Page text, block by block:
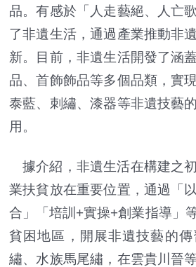
品。有感於「人走藝絕、人亡
了非遺生活，通過產業推動非
新。目前，非遺生活開發了涵
品、首飾飾品等多個品類，實
泰藍、刺繡、漆器等非遺技藝
用。
據介紹，非遺生活在構建之
業扶貧放在重要位置，通過「
合」「培訓+實操+創業指導」
貧困地區，開展非遺技藝的
繡、水族馬尾繡，在雲貴川晉